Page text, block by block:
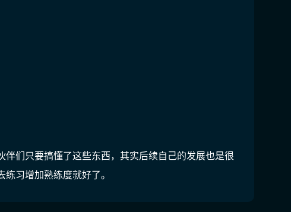
们只要搞懂了这些东西，其实后续自己的发展也是很
习增加熟练度就好了。